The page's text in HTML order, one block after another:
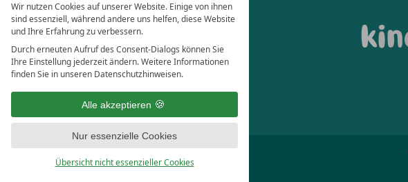
Wir nutzen Cookies auf unserer Website. Einige von ihnen
sind essenziell, während andere uns helfen, diese Website
und Ihre Erfahrung zu verbessern.
Durch erneuten Aufruf des Consent-Dialogs können Sie
Ihre Einstellung jederzeit ändern. Weitere Informationen
finden Sie in unseren Datenschutzhinweisen.
Alle akzeptieren
Nur essenzielle Cookies
Übersicht nicht essenzieller Cookies
Anfragen dieser Art bitte direkt an die
entsprechenden Hotels senden.
Anfragen für Hoteliers & Agenturen:
office@familienhotels.de